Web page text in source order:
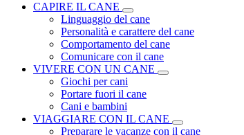
CAPIRE IL CANE
Linguaggio del cane
Personalità e carattere del cane
Comportamento del cane
Comunicare con il cane
VIVERE CON UN CANE
Giochi per cani
Portare fuori il cane
Cani e bambini
VIAGGIARE CON IL CANE
Preparare le vacanze con il cane